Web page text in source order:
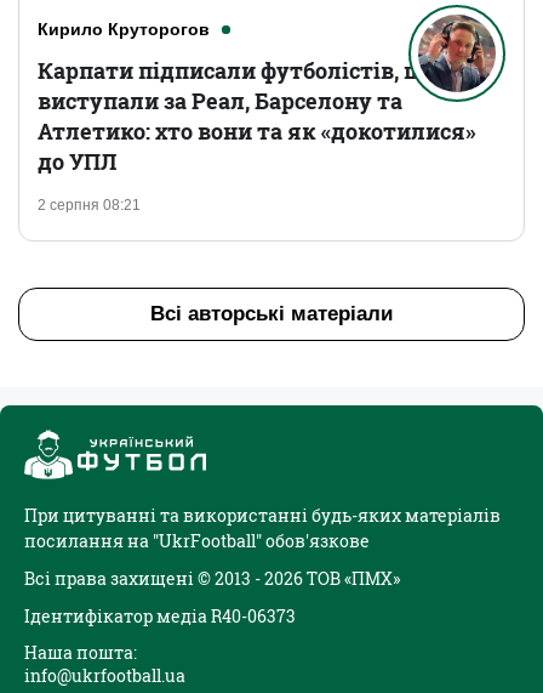
Кирило Круторогов
2 серпня 08:21
Карпати підписали футболістів, що
виступали за Реал, Барселону та
Атлетико: хто вони та як «докотилися»
до УПЛ
Всі авторські матеріали
При цитуванні та використанні будь-яких матеріалів
посилання на "UkrFootball" обов'язкове
Всі права захищені © 2013 - 2026 ТОВ «ПМХ»
Ідентифікатор медіа R40-06373
Наша пошта:
info@ukrfootball.ua